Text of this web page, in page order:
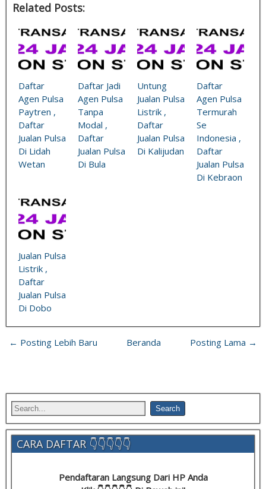
Related Posts:
Daftar
Agen Pulsa
Paytren ,
Daftar
Jualan Pulsa
Di Lidah
Wetan
Daftar Jadi
Agen Pulsa
Tanpa
Modal ,
Daftar
Jualan Pulsa
Di Bula
Untung
Jualan Pulsa
Listrik ,
Daftar
Jualan Pulsa
Di Kalijudan
Daftar
Agen Pulsa
Termurah
Se
Indonesia ,
Daftar
Jualan Pulsa
Di Kebraon
Jualan Pulsa
Listrik ,
Daftar
Jualan Pulsa
Di Dobo
← Posting Lebih Baru Posting Lama →
Beranda
CARA DAFTAR 👇👇👇👇👇
Pendaftaran Langsung Dari HP Anda